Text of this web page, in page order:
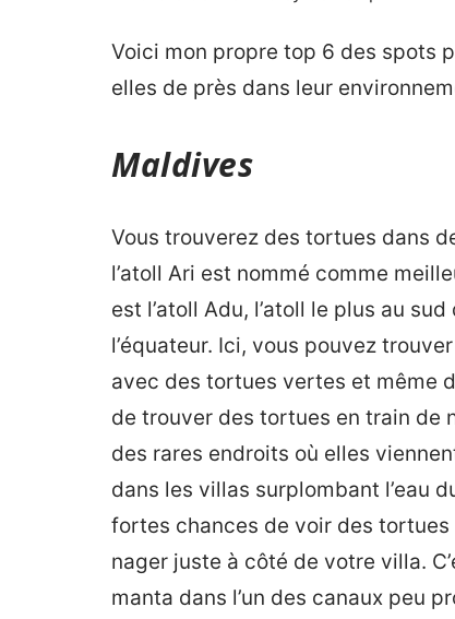
Voici mon propre top 6 des spots
elles de près dans leur
Maldives
Vous trouverez des tortues dans
l’atoll Ari est nommé comme
est l’atoll Adu, l’atoll le plus au
l’équateur. Ici, vous pouvez
avec des tortues vertes et même
de trouver des tortues en train de
des rares endroits où elles
dans les villas surplombant l’eau
fortes chances de voir des
nager juste à côté de votre villa.
manta dans l’un des canaux peu